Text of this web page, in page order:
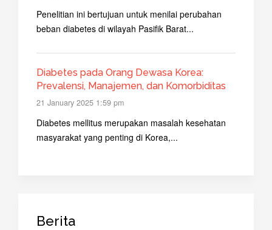
Penelitian ini bertujuan untuk menilai perubahan
beban diabetes di wilayah Pasifik Barat...
Diabetes pada Orang Dewasa Korea:
Prevalensi, Manajemen, dan Komorbiditas
21 January 2025 1:59 pm
Diabetes mellitus merupakan masalah kesehatan
masyarakat yang penting di Korea,...
Berita